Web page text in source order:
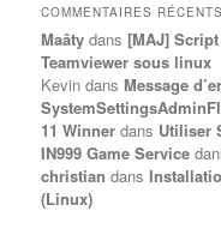
COMMENTAIRES RÉCENTS
Maâty dans [MAJ]
Teamviewer sous linux
Kevin dans Message
11 Winner dans Utiliser
IN999 Game Service
christian dans
(Linux)